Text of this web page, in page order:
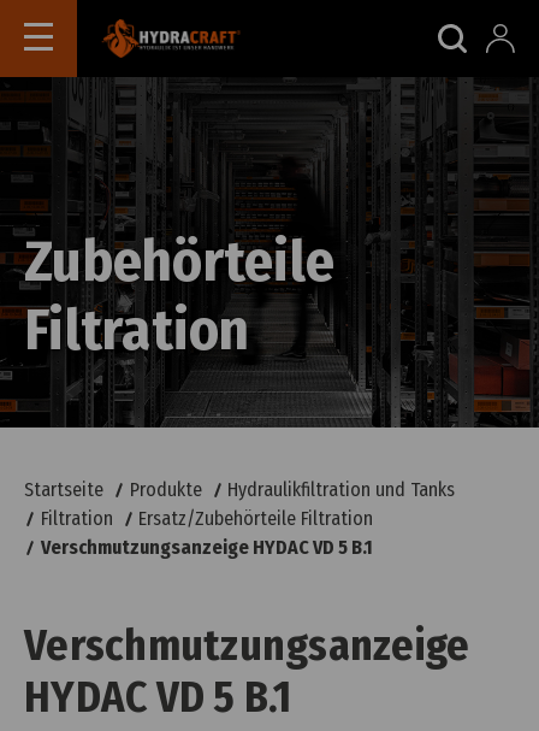
Zubehörteile
Filtration
Startseite Produkte
Hydraulikfiltration und Tanks
Filtration
Ersatz/Zubehörteile Filtration
Verschmutzungsanzeige HYDAC VD 5 B.1
Verschmutzungsanzeige
HYDAC VD 5 B.1